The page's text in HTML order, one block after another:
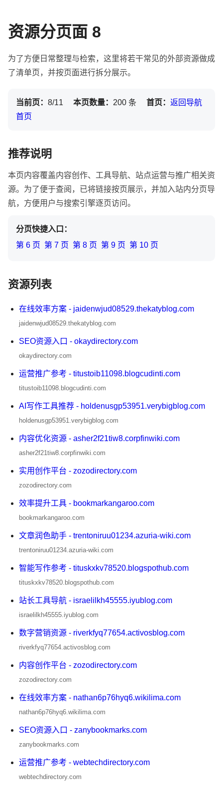
资源分页面 8
为了方便日常整理与检索，这里将若干常见的外部资源做成
了清单页，并按页面进行拆分展示。
当前页： 8/11 本页数量： 200 条 首页： 返回导航
首页
推荐说明
本页内容覆盖内容创作、工具导航、站点运营与推广相关资
源。为了便于查阅，已将链接按页展示，并加入站内分页导
航，方便用户与搜索引擎逐页访问。
分页快捷入口：
第 6 页 第 7 页 第 8 页 第 9 页 第 10 页
资源列表
在线效率方案 - jaidenwjud08529.thekatyblog.com
jaidenwjud08529.thekatyblog.com
SEO资源入口 - okaydirectory.com
okaydirectory.com
运营推广参考 - titustoib11098.blogcudinti.com
titustoib11098.blogcudinti.com
AI写作工具推荐 - holdenusgp53951.verybigblog.com
holdenusgp53951.verybigblog.com
内容优化资源 - asher2f21tiw8.corpfinwiki.com
asher2f21tiw8.corpfinwiki.com
实用创作平台 - zozodirectory.com
zozodirectory.com
效率提升工具 - bookmarkangaroo.com
bookmarkangaroo.com
文章润色助手 - trentoniruu01234.azuria-wiki.com
trentoniruu01234.azuria-wiki.com
智能写作参考 - tituskxkv78520.blogspothub.com
tituskxkv78520.blogspothub.com
站长工具导航 - israelilkh45555.iyublog.com
israelilkh45555.iyublog.com
数字营销资源 - riverkfyq77654.activosblog.com
riverkfyq77654.activosblog.com
内容创作平台 - zozodirectory.com
zozodirectory.com
在线效率方案 - nathan6p76hyq6.wikilima.com
nathan6p76hyq6.wikilima.com
SEO资源入口 - zanybookmarks.com
zanybookmarks.com
运营推广参考 - webtechdirectory.com
webtechdirectory.com